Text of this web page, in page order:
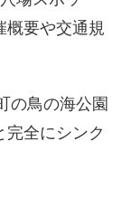
概要や交通規
の鳥の海公園
完全にシンク